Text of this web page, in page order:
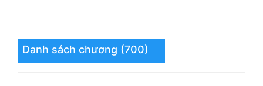
Mưu MôDanh sách chương (700)